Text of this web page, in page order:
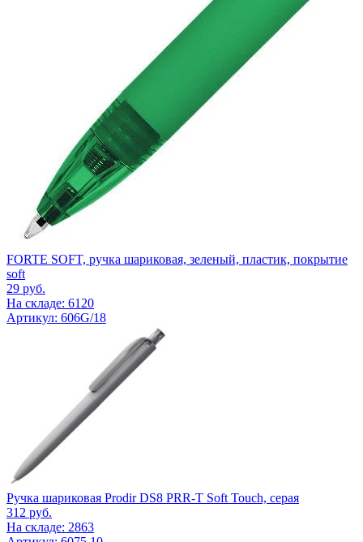
FORTE SOFT, ручка шариковая, зеленый, пластик, покрытие
soft
29 руб.
На складе: 6120
Артикул: 606G/18
Ручка шариковая Prodir DS8 PRR-T Soft Touch, серая
312 руб.
На складе: 2863